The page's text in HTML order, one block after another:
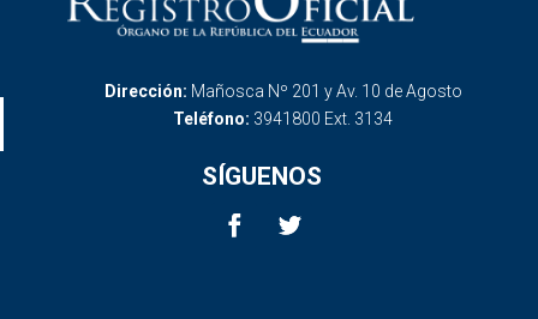
Dirección: Mañosca Nº 201 y Av. 10 de Agosto
Teléfono: 3941800 Ext. 3134
SÍGUENOS